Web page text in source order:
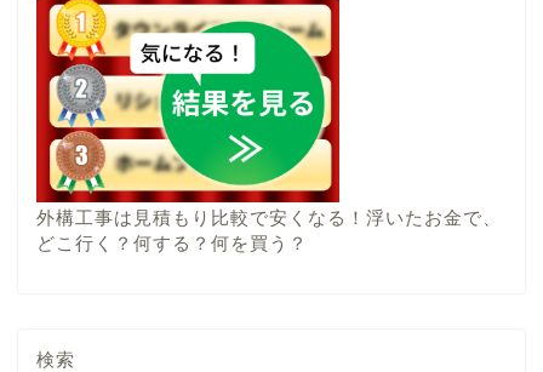
外構工事は見積もり比較で安くなる！浮いたお金で、
どこ行く？何する？何を買う？
検索